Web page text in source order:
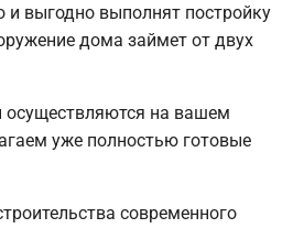
выгодно выполнят постройку
дома займет от двух
на вашем
уже полностью готовые
современного